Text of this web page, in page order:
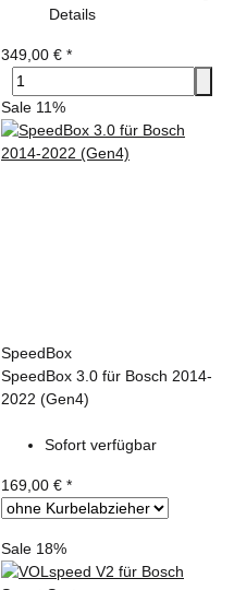
Details
349,00 € *
Sale 11%
SpeedBox
SpeedBox 3.0 für Bosch 2014-
2022 (Gen4)
Sofort verfügbar
169,00 € *
Sale 18%